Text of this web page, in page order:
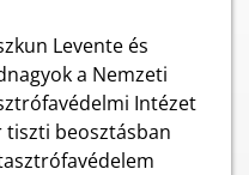
Levente és
a Nemzeti
Intézet
beosztásban